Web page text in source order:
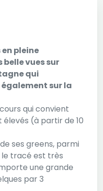
en pleine
vues sur
qui
sur la
qui convient
(à partir de 10
ses greens, parmi
le tracé est très
une grande
par 3